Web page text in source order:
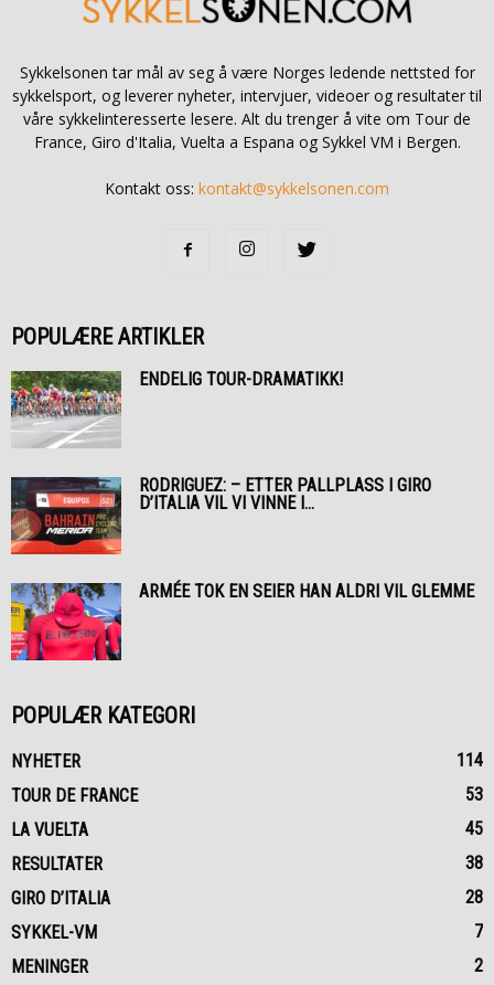
Sykkelsonen tar mål av seg å være Norges ledende nettsted for
sykkelsport, og leverer nyheter, intervjuer, videoer og resultater til
våre sykkelinteresserte lesere. Alt du trenger å vite om Tour de
France, Giro d'Italia, Vuelta a Espana og Sykkel VM i Bergen.
Kontakt oss: kontakt@sykkelsonen.com
POPULÆRE ARTIKLER
ENDELIG TOUR-DRAMATIKK!
RODRIGUEZ: – ETTER PALLPLASS I GIRO
D’ITALIA VIL VI VINNE I...
ARMÉE TOK EN SEIER HAN ALDRI VIL GLEMME
POPULÆR KATEGORI
NYHETER
114
TOUR DE FRANCE
53
LA VUELTA
45
RESULTATER
38
GIRO D’ITALIA
28
SYKKEL-VM
7
MENINGER
2